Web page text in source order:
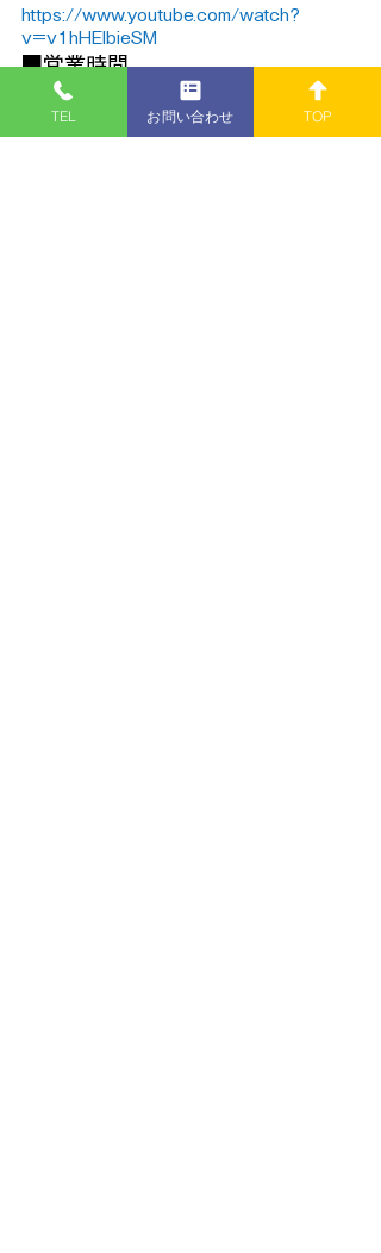
https://www.youtube.com/watch?
v=v1hHEIbieSM
■営業時間
１０:００～１８:００
■定休日
TEL お問い合わせ TOP